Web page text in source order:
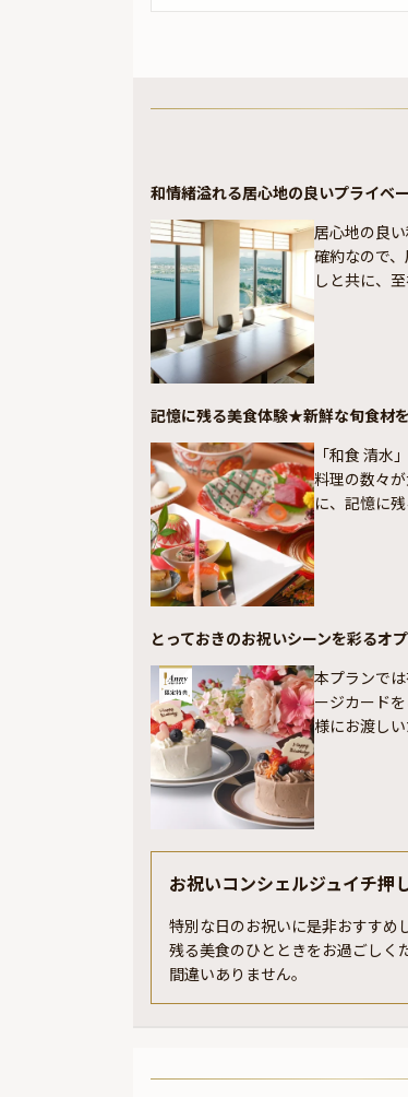
和情緒溢れる居心地の良いプライベ
居心地の良
確約なので
しと共に、
記憶に残る美食体験★新鮮な旬食材
「和食 清
料理の数々
に、記憶に
とっておきのお祝いシーンを彩るオ
本プランで
ージカード
様にお渡し
お祝いコンシェルジュイチ押
特別な日のお祝いに是非おすすめ
残る美食のひとときをお過ごしく
間違いありません。